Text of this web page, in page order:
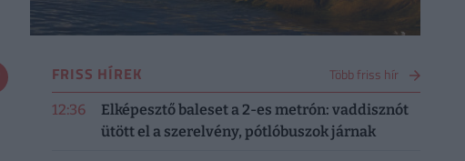
FRISS HÍREK Több friss hír
12:36
Elképesztő baleset a 2-es metrón: vaddisznót
ütött el a szerelvény, pótlóbuszok járnak